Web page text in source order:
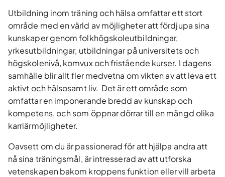
Utbildning inom träning och hälsa omfattar ett stort
område med en värld av möjligheter att fördjupa sina
kunskaper genom folkhögskoleutbildningar,
yrkesutbildningar, utbildningar på universitets och
högskolenivå, komvux och fristående kurser. I dagens
samhälle blir allt fler medvetna om vikten av att leva ett
aktivt och hälsosamt liv. Det är ett område som
omfattar en imponerande bredd av kunskap och
kompetens, och som öppnar dörrar till en mängd olika
karriärmöjligheter.
Oavsett om du är passionerad för att hjälpa andra att
nå sina träningsmål, är intresserad av att utforska
vetenskapen bakom kroppens funktion eller vill arbeta